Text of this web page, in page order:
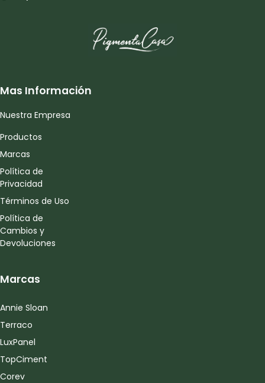
Mas Información
Nuestra Empresa
Productos
Marcas
Política de
Privacidad
Términos de Uso
Política de
Cambios y
Devoluciones
Marcas
Annie Sloan
Terraco
LuxPanel
TopCiment
Corev